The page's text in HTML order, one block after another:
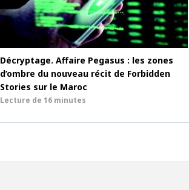
Décryptage. Affaire Pegasus : les zones
d’ombre du nouveau récit de Forbidden
Stories sur le Maroc
Lecture de 16 minutes